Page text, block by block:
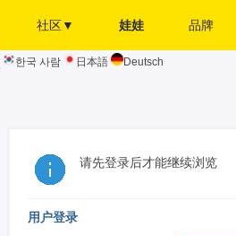
社区▼ 娃娃 品牌
한국 사람 日本語 Deutsch
请先登录后才能继续浏览
用户登录